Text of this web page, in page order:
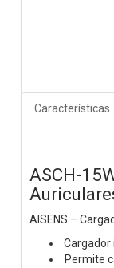
Características
ASCH-
AISENS –
Cargador
Permite